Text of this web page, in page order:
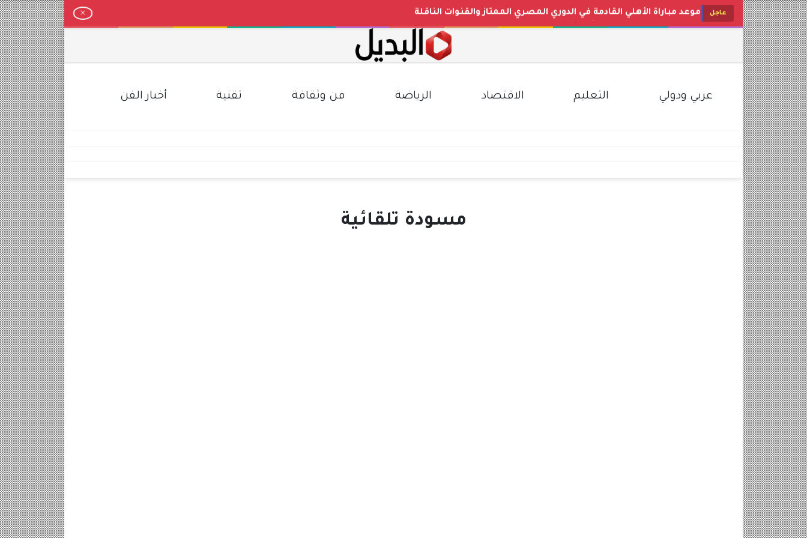
عاجل
موعد مباراة الأهلي القادمة في الدوري المصري الممتاز والقنوات الناقلة
جدول موعد صرف مرتبات شهر أغسطس 2026 للعاملين بالدولة والوزارات
أسعار البنزين والسولار اليوم في مصر بعد التحديثات الأخيرة بجميع المحافظات
عربي ودولي التعليم الاقتصاد الرياضة فن وثقافة تقنية أخبار الفن
مسودة تلقائية